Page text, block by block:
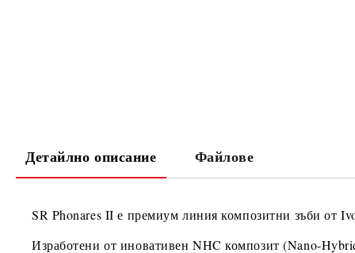
Детайлно описание Файлове
SR Phonares II е премиум линия композитни зъби от
Изработени от иновативен NHC композит (Nano-